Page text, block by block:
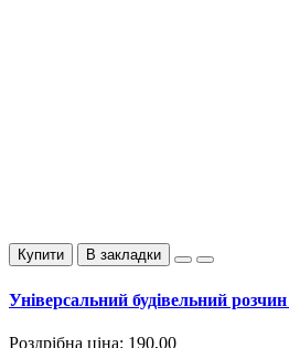
Купити В закладки
Універсальний будівельний
Роздрібна ціна: 190,00